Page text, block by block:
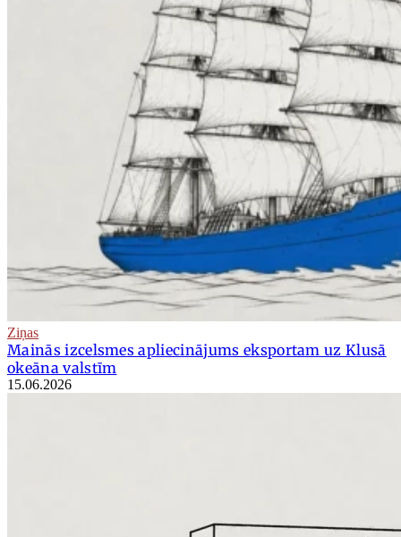
Ziņas
Mainās izcelsmes apliecinājums eksportam uz Klusā
okeāna valstīm
15.06.2026